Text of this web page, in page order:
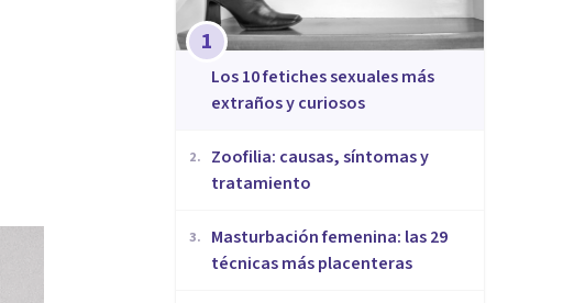
1
​Los 10 fetiches sexuales más
extraños y curiosos
2.
Zoofilia: causas, síntomas y
tratamiento
3.
Masturbación femenina: las 29
técnicas más placenteras